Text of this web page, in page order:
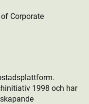
Corporate
1998 och har